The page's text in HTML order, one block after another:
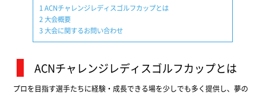
1 ACNチャレンジレディスゴルフカップとは
2大会概要
3大会に関するお問い合わせ
ACNチャレンジレディスゴルフカップとは
プロを目指す選手たちに経験・成長できる場を少しでも多く提供し、夢の